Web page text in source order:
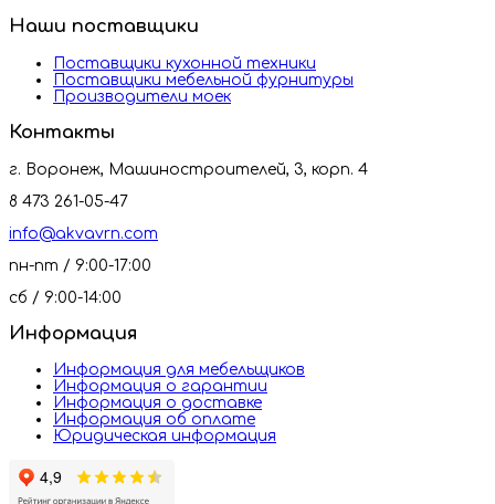
Наши поставщики
Поставщики кухонной техники
Поставщики мебельной фурнитуры
Производители моек
Контакты
г. Воронеж, Машиностроителей, 3, корп. 4
8 473 261-05-47
info@akvavrn.com
пн-пт / 9:00-17:00
сб / 9:00-14:00
Информация
Информация для мебельщиков
Информация о гарантии
Информация о доставке
Информация об оплате
Юридическая информация